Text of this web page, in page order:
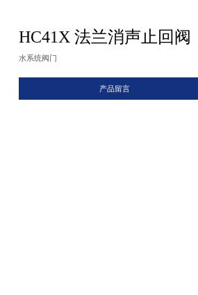
HC41X 法兰消声止回阀
水系统阀门
产品留言